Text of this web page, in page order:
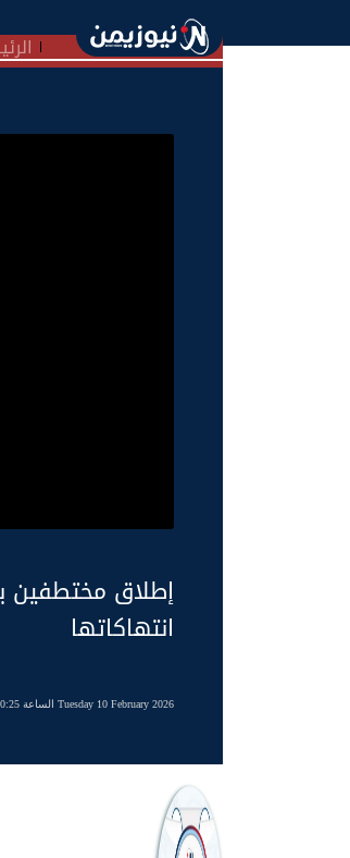
إطلاق مختطفين
انتهاكاتها
Tuesday 10 February 2026 الساعة 10:25 pm